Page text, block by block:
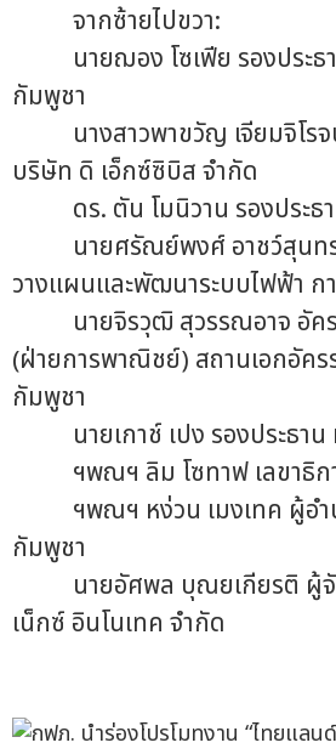
จากซ้ายไปขวา:
นายฌอง โซเฟีย รองประธ
กัมพูชา
นางสาวพาขวัญ เจียมจิโรจ
บริษัท ดิ เอ็กซ์ซิบิส จำกัด
ดร. ตัน โมนิวาน รองประธา
นายศรัณย์พงศ์ อาชว์สุนทร
วางแผนและพัฒนาระบบไฟฟ้า ก
นายจิรวุฒิ สุวรรณอาจ อัคร
(ฝ่ายการพาณิชย์) สถานเอกอัคร
กัมพูชา
นายเกาช์ เปง รองประธาน
ฯพณฯ ลิม โซทาฟ เลขาธิกา
ฯพณฯ หง่วน เมงเทค ผู้อำน
กัมพูชา
นายอัศพล บุณยเกียรติ ผู้จั
เน็กซ์ อินโนเทค จำกัด